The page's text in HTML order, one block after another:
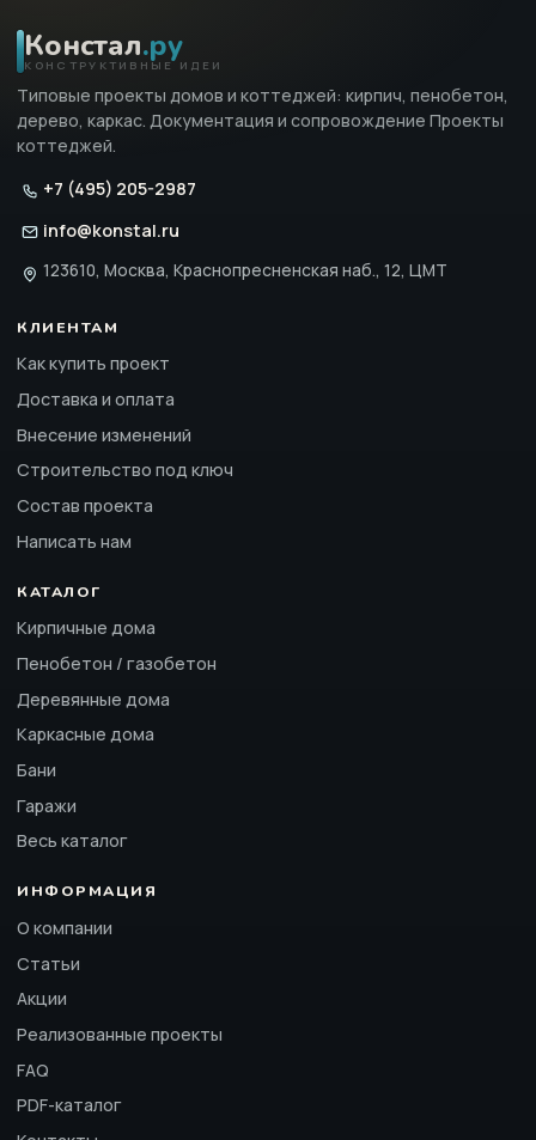
Констал.ру
КОНСТРУКТИВНЫЕ ИДЕИ
Типовые проекты домов и коттеджей: кирпич, пенобетон,
дерево, каркас. Документация и сопровождение Проекты
коттеджей.
+7 (495) 205-2987
info@konstal.ru
123610, Москва, Краснопресненская наб., 12, ЦМТ
КЛИЕНТАМ
Как купить проект
Доставка и оплата
Внесение изменений
Строительство под ключ
Состав проекта
Написать нам
КАТАЛОГ
Кирпичные дома
Пенобетон / газобетон
Деревянные дома
Каркасные дома
Бани
Гаражи
Весь каталог
ИНФОРМАЦИЯ
О компании
Статьи
Акции
Реализованные проекты
FAQ
PDF-каталог